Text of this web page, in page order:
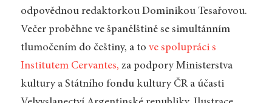
odpovědnou redaktorkou Dominikou Tesařovou.
Večer proběhne ve španělštině se simultánním
tlumočením do češtiny, a to ve spolupráci s
Institutem Cervantes, za podpory Ministerstva
kultury a Státního fondu kultury ČR a účasti